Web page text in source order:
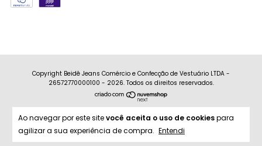
Ao navegar por este sitevocê aceita o uso de cookiespara
agilizar a sua experiência de compra. Entendi
Copyright Beidê Jeans Comércio e Confecção de Vestuário LTDA -
26572770000100 - 2026. Todos os direitos reservados.